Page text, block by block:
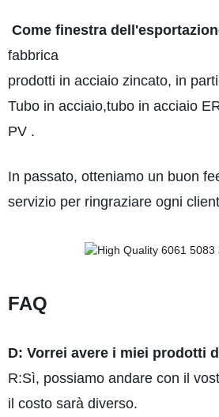
Come finestra
fabbrica
prodotti in acciaio zincato, in
Tubo in acciaio,tubo in acciaio
PV .
In passato, otteniamo un buon
servizio per ringraziare ogni
FAQ
D: Vorrei avere i miei prodotti
R:Sì, possiamo andare con il
il costo sarà diverso.